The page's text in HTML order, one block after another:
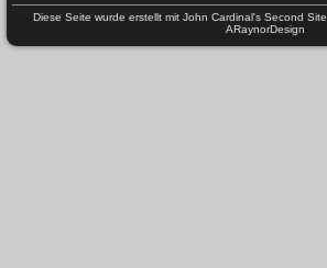
Diese Seite wurde erstellt mit John Cardinal's Second Site
ARaynorDesign